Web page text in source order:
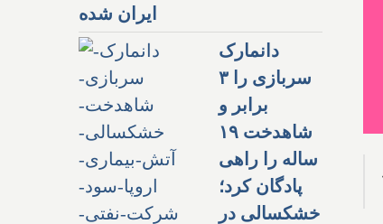
ایران شده
دانمارک
سربازی را ۳
برابر و
شاهدخت ۱۹
ساله را راهی
پادگان کرد؛
خشکسالی در